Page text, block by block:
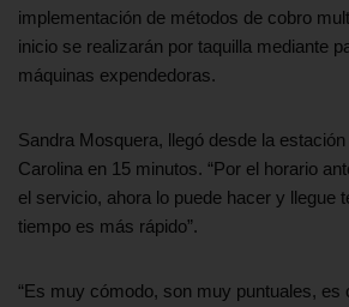
implementación de métodos de cobro
inicio se realizarán por taquilla mediante
máquinas expendedoras.
Sandra Mosquera, llegó desde la
Carolina en 15 minutos. “Por el horario
el servicio, ahora lo puede hacer y llegue
tiempo es más rápido”.
“Es muy cómodo, son muy puntuales, es